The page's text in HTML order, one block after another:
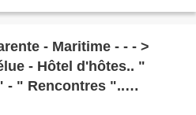
- Maritime - - - >
- Hôtel d'hôtes.. "
- " Rencontres "..
créateur, chanteur..